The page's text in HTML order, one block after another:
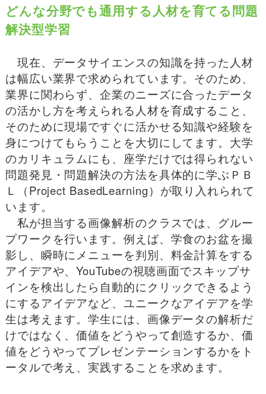
どんな分野でも通用する人材を育てる問題
解決型学習
現在、データサイエンスの知識を持った人材
は幅広い業界で求められています。そのため、
業界に関わらず、企業のニーズに合ったデータ
の活かし方を考えられる人材を育成すること、
そのために現場ですぐに活かせる知識や経験を
身につけてもらうことを大切にしてます。大学
のカリキュラムにも、座学だけでは得られない
問題発見・問題解決の方法を具体的に学ぶＰＢ
Ｌ（Project BasedLearning）が取り入れられて
います。
私が担当する画像解析のクラスでは、グルー
プワークを行います。例えば、学食のお盆を撮
影し、瞬時にメニューを判別、料金計算をする
アイデアや、YouTubeの視聴画面でスキップサ
インを検出したら自動的にクリックできるよう
にするアイデアなど、ユニークなアイデアを学
生は考えます。学生には、画像データの解析だ
けではなく、価値をどうやって創造するか、価
値をどうやってプレゼンテーションするかをト
ータルで考え、実践することを求めます。